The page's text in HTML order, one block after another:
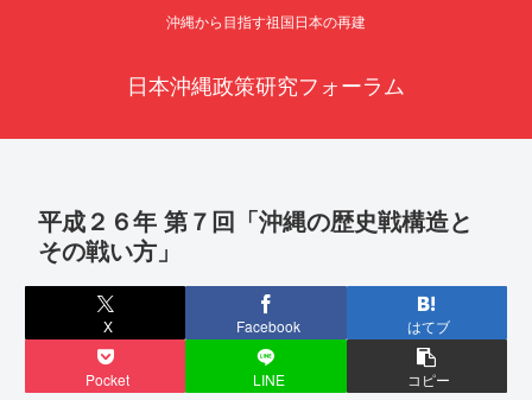
沖縄から目指す祖国日本の再建
日本沖縄政策研究フォーラム
平成２６年 第７回「沖縄の歴史戦構造と
その戦い方」
X Facebook はてブ
Pocket LINE コピー